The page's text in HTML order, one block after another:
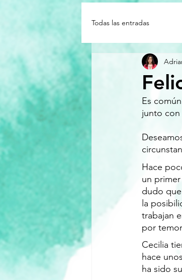
Todas las entradas
Es
junto con
Hace
un
dudo
la
trabajan
por
Cecilia
hace
ha sido